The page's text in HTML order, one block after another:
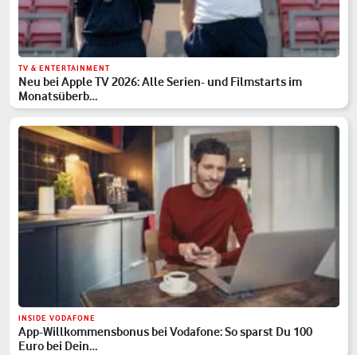
TV & ENTERTAINMENT
Neu bei Apple TV 2026: Alle Serien- und Filmstarts im
Monatsüberb…
INSIDE VODAFONE
App-Willkommensbonus bei Vodafone: So sparst Du 100
Euro bei Dein…